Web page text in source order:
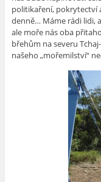
politikaření, pokrytectví
denně… Máme rádi lidi,
ale moře nás oba
břehům na severu
našeho „mořemilství“